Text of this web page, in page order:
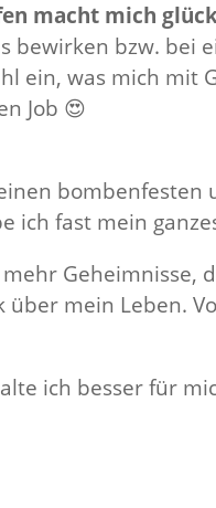
macht mich
bewirken bzw.
ein, was mich
Job 😍
ich fast mein
Geheimnisse,
mein Leben.
ich besser für